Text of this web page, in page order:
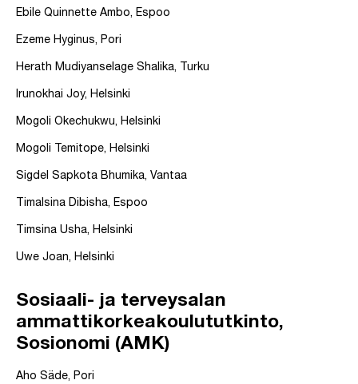
Ebile Quinnette Ambo, Espoo
Ezeme Hyginus, Pori
Herath Mudiyanselage Shalika, Turku
Irunokhai Joy, Helsinki
Mogoli Okechukwu, Helsinki
Mogoli Temitope, Helsinki
Sigdel Sapkota Bhumika, Vantaa
Timalsina Dibisha, Espoo
Timsina Usha, Helsinki
Uwe Joan, Helsinki
Sosiaali- ja terveysalan
ammattikorkeakoulututkinto,
Sosionomi (AMK)
Aho Säde, Pori